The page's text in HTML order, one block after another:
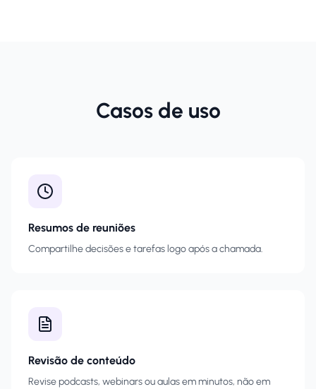
Casos de uso
Resumos de reuniões
Compartilhe decisões e tarefas logo após a chamada.
Revisão de conteúdo
Revise podcasts, webinars ou aulas em minutos, não em